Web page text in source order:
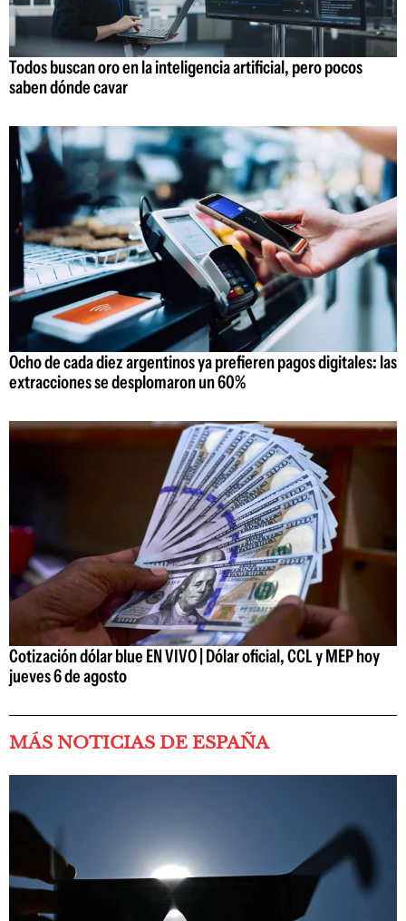
Todos buscan oro en la inteligencia artificial, pero pocos
saben dónde cavar
Ocho de cada diez argentinos ya prefieren pagos digitales: las
extracciones se desplomaron un 60%
Cotización dólar blue EN VIVO | Dólar oficial, CCL y MEP hoy
jueves 6 de agosto
MÁS NOTICIAS DE ESPAÑA